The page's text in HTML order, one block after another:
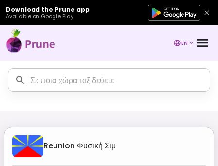
Download the Prune app
Available on Google Play
EN
Reunion Φυσική Σιμ